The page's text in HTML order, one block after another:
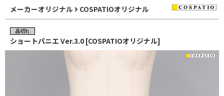
メーカーオリジナル COSPATIOオリジナル
ショートパニエ Ver.3.0 [COSPATIOオリジナル]